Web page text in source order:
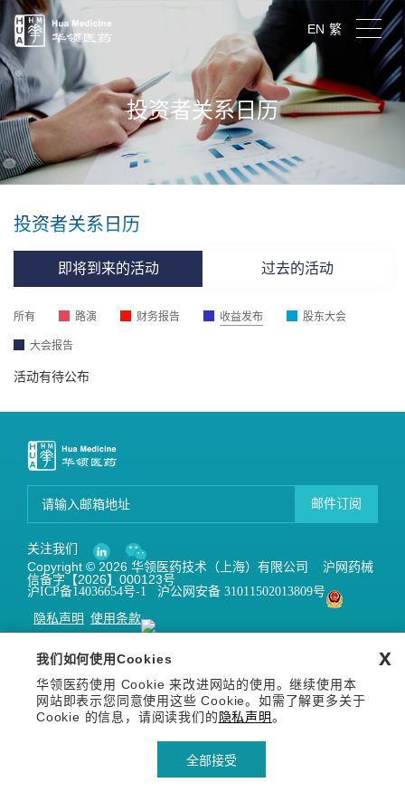
EN 繁
投资者关系日历
投资者关系日历
即将到来的活动 过去的活动
所有 路演 财务报告 收益发布 股东大会
大会报告
活动有待公布
邮件订阅
关注我们
Copyright © 2026 华领医药技术（上海）有限公司 沪网药械
信备字【2026】000123号
沪ICP备14036654号-1
沪公网安备 31011502013809号
隐私声明 使用条款
我们如何使用Cookies
华领医药使用 Cookie 来改进网站的使用。继续使用本
网站即表示您同意使用这些 Cookie。如需了解更多关于
Cookie 的信息，请阅读我们的 隐私声明。
全部接受
x